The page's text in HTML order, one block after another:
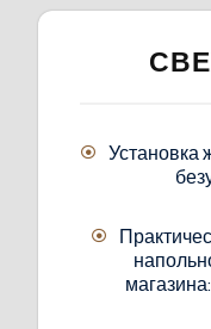
Установка